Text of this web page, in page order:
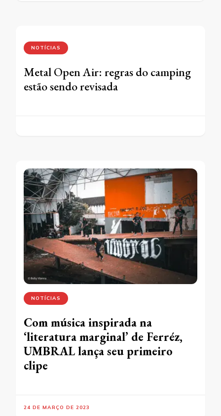
NOTÍCIAS
Metal Open Air: regras do camping
estão sendo revisada
NOTÍCIAS
Com música inspirada na
‘literatura marginal’ de Ferréz,
UMBRAL lança seu primeiro
clipe
24 DE MARÇO DE 2023